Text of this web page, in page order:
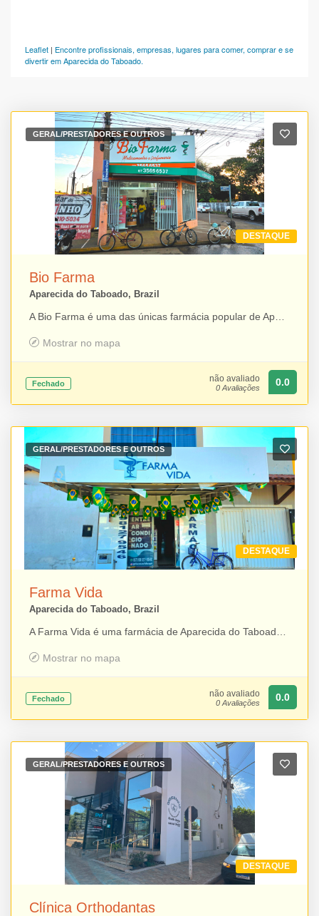
DESTAQUE
GERAL/PRESTADORES E OUTROS
Bio Farma
Aparecida do Taboado, Brazil
A Bio Farma é uma das únicas farmácia popular de Aparecida do Taboado que oferece medicamentos com preços acessíveis, além de produtos de higiene, perfumaria, suplementos e diversos itens para os cuidados com a saúde. O estabelecimento também se destaca pela assistência farmacêutica em geral, proporcionando orientação qualificada sobre o uso correto de medicamentos e contribuindo para um atendimento mais seguro e humanizado. Com atendimento próximo e comprometido, a Bio Farma busca oferecer praticidade, confiança e soluções para o bem-estar de seus clientes.
Mostrar no mapa
Fechado não avaliado
0 Avaliações 0.0
DESTAQUE
GERAL/PRESTADORES E OUTROS
Farma Vida
Aparecida do Taboado, Brazil
A Farma Vida é uma farmácia de Aparecida do Taboado que oferece medicamentos, produtos de higiene, perfumaria, suplementos e diversos itens voltados à saúde e ao bem-estar. Além da variedade de produtos, disponibiliza serviços de atenção farmacêutica, aferição de pressão arterial, teste de glicemia e perfuração auricular, proporcionando mais comodidade e cuidado aos clientes. Com atendimento humanizado e orientação profissional, a Farma Vida busca oferecer soluções completas para a saúde da população.
Mostrar no mapa
Fechado não avaliado
0 Avaliações 0.0
DESTAQUE
GERAL/PRESTADORES E OUTROS
Clínica Orthodantas
Leaflet | Encontre profissionais, empresas, lugares para comer, comprar e se
divertir em Aparecida do Taboado.